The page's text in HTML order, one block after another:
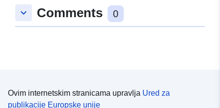
PPRT-ove); — opseg ispitivanja koji odgovara omotnici
u kojoj su ispitane opasnosti.
keyboard_arrow_down Comments 0
Ovim internetskim stranicama upravlja Ured za
publikacije Europske unije